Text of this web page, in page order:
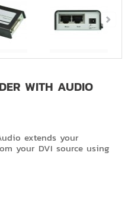
WITH AUDIO
extends your
your DVI source using